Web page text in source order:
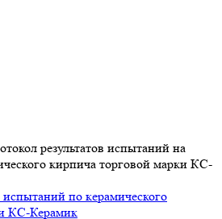
результатов испытаний на
кирпича торговой марки КС-